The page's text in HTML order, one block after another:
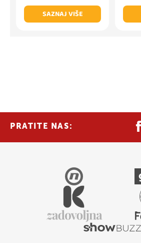
SAZNAJ VIŠE
PRATITE NAS: